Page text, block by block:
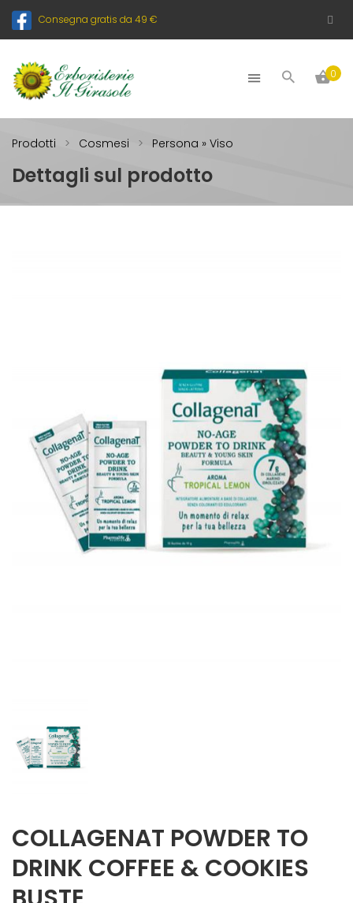
Consegna gratis da 49 €
0
Prodotti Cosmesi Persona » Viso
Dettagli sul prodotto
COLLAGENAT POWDER TO
DRINK COFFEE & COOKIES